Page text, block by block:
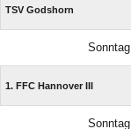
TSV Godshorn
1. FFC Hannover III